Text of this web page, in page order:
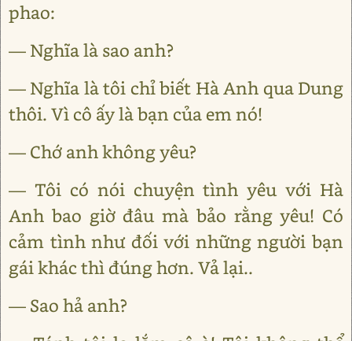
phao:
— Nghĩa là sao anh?
— Nghĩa là tôi chỉ biết Hà Anh qua Dung
thôi. Vì cô ấy là bạn của em nó!
— Chớ anh không yêu?
— Tôi có nói chuyện tình yêu với Hà
Anh bao giờ đâu mà bảo rằng yêu! Có
cảm tình như đối với những người bạn
gái khác thì đúng hơn. Vả lại..
— Sao hả anh?